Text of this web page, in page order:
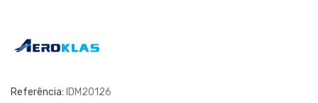
Referência: IDM20126